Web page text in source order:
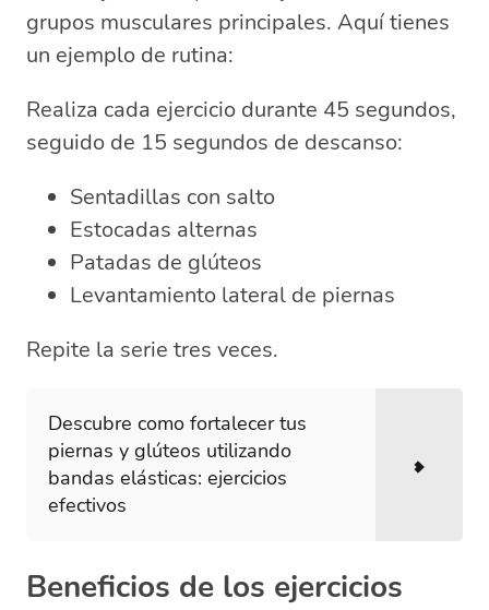
grupos musculares principales. Aquí tienes
un ejemplo de rutina:
Realiza cada ejercicio durante 45 segundos,
seguido de 15 segundos de descanso:
Sentadillas con salto
Estocadas alternas
Patadas de glúteos
Levantamiento lateral de piernas
Repite la serie tres veces.
Descubre como fortalecer tus
piernas y glúteos utilizando
bandas elásticas: ejercicios
efectivos
Beneficios de los ejercicios